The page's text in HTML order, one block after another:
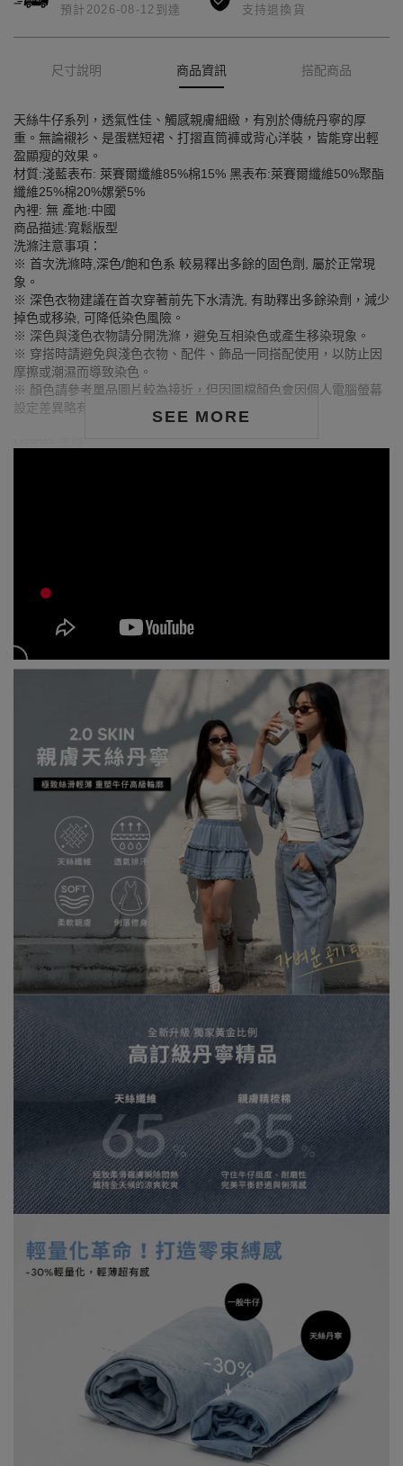
預計2026-08-12到達
支持退換貨
尺寸說明 商品資訊 搭配商品
SEE MORE
天絲牛仔系列，透氣性佳、觸感親膚細緻，有別於傳統丹寧的厚
重。無論襯衫、是蛋糕短裙、打摺直筒褲或背心洋裝，皆能穿出輕
盈顯瘦的效果。
材質:淺藍表布: 萊賽爾纖維85%棉15% 黑表布:萊賽爾纖維50%聚酯
纖維25%棉20%嫘縈5%
內裡: 無 產地:中國
商品描述:寬鬆版型
洗滌注意事項：
※ 首次洗滌時,深色/飽和色系 較易釋出多餘的固色劑, 屬於正常現
象。
※ 深色衣物建議在首次穿著前先下水清洗, 有助釋出多餘染劑，減少
掉色或移染, 可降低染色風險。
※ 深色與淺色衣物請分開洗滌，避免互相染色或產生移染現象。
※ 穿搭時請避免與淺色衣物、配件、飾品一同搭配使用，以防止因
摩擦或潮濕而導致染色。
※ 顏色請參考單品圖片較為接近，但因圖檔顏色會因個人電腦螢幕
設定差異略有不同，請以實際商品顏色為準。
試穿報告：模特兒穿著S號